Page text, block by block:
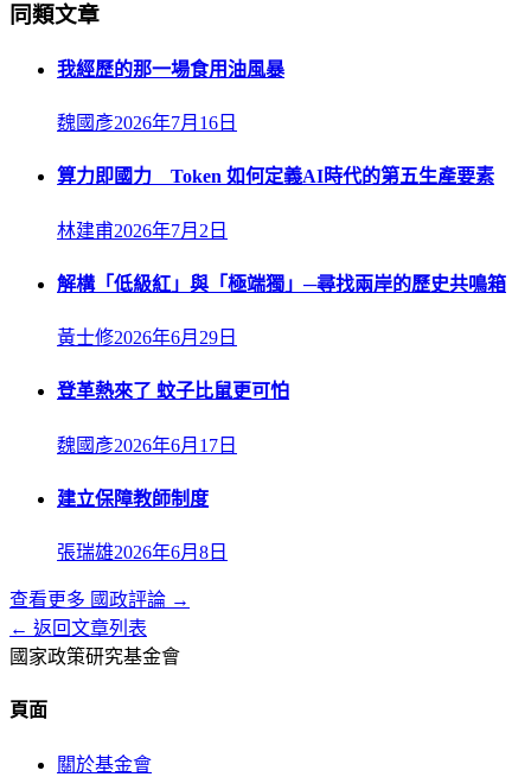
同類文章
我經歷的那一場食用油風暴
魏國彥2026年7月16日
算力即國力 Token 如何定義AI時代的第五生產要素
林建甫2026年7月2日
解構「低級紅」與「極端獨」─尋找兩岸的歷史共鳴箱
黃士修2026年6月29日
登革熱來了 蚊子比鼠更可怕
魏國彥2026年6月17日
建立保障教師制度
張瑞雄2026年6月8日
查看更多 國政評論 →
← 返回文章列表
國家政策研究基金會
頁面
關於基金會